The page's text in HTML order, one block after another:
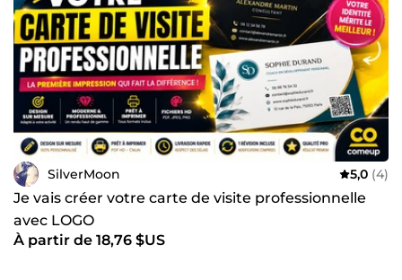
SilverMoon 5,0 (4)
Je vais créer votre carte de visite professionnelle
avec LOGO
À partir de 18,76 $US